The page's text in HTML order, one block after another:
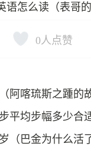
语怎么读（表哥
0 人点赞
阿喀琉斯之踵的
平均步幅多少合
（巴金为什么活